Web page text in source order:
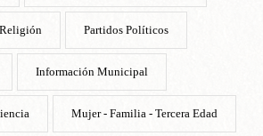
Partidos Políticos
Información Municipal
Mujer - Familia - Tercera Edad